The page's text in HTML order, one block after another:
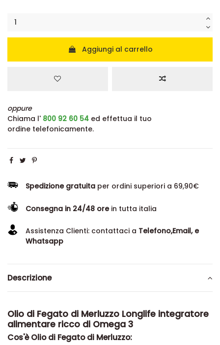
Aggiungi al carrello
oppure
Chiama l' 800 92 60 54 ed effettua il tuo
ordine telefonicamente.
Spedizione gratuita per ordini superiori a 69,90€
Consegna in 24/48 orein tutta italia
Assistenza Clienti: contattaci a Telefono,Email, e
Whatsapp
Descrizione
Olio di Fegato di Merluzzo Longlife integratore
alimentare ricco di Omega 3
Cos'è Olio di Fegato di Merluzzo: